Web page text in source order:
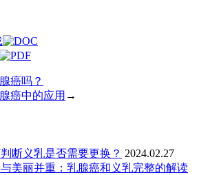
癌吗？
癌中的应用 →
断义乳是否需要更换？ 2024.02.27
美丽并重：乳腺癌和义乳完整的解读